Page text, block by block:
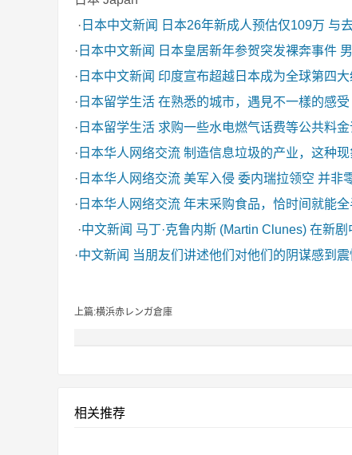
· 日本中文新闻
日本26年新成人预估仅109万 与
· 日本中文新闻
日本皇居新年参贺突发裸奔事件
· 日本中文新闻 印度宣布超越日本成为全球第四
· 日本留学生活 在熟悉的城市，遇見不一樣的感受
· 日本留学生活 求购一些水电燃气话费等公共料金
· 日本华人网络交流 制造信息垃圾的产业，这种现
· 日本华人网络交流 美军入侵 委内瑞拉领空 并非
· 日本华人网络交流 年末采购食品，恰时间就能全
·中文新闻 马丁·克鲁内斯 (Martin Clunes) 在新
·中文新闻 当朋友们讲述他们对他们的阴谋感到
上篇:横浜赤レンガ倉庫
相关推荐